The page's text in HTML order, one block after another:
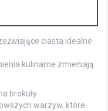
ciasta idealne
kulinarne zmieniają
brokuły
warzyw, które